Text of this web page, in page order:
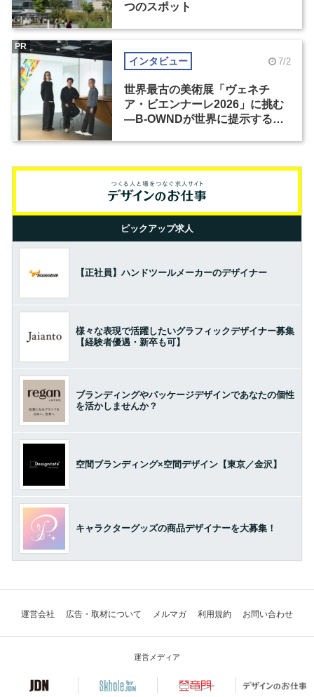
つのスポット
インタビュー 7/2
世界最古の美術展「ヴェネチ
ア・ビエンナーレ2026」に挑む
―B-OWNDが世界に提示する美
PR
ピックアップ求人
【正社員】ハンドツールメーカーのデザイナー
様々な表現で活躍したいグラフィックデザイナー募集
【経験者優遇・新卒も可】
ブランディングやパッケージデザインであなたの個性
を活かしませんか？
空間ブランディング×空間デザイン【東京／金沢】
キャラクターグッズの商品デザイナーを大募集！
運営会社 広告・取材について メルマガ 利用規約 お問い合わせ
運営メディア